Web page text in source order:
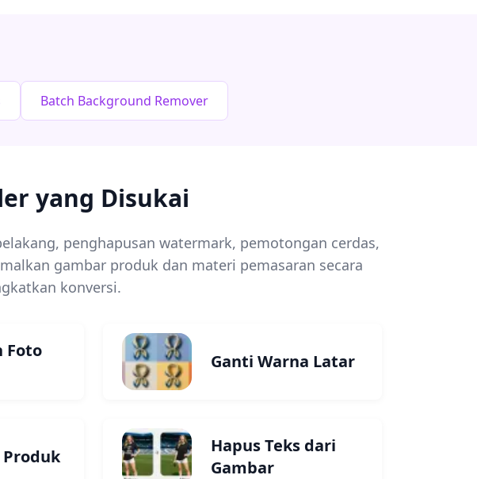
Batch Background Remover
yang Disukai
penghapusan watermark, pemotongan cerdas,
gambar produk dan materi pemasaran secara
konversi.
Foto
Ganti Warna Latar
Produk
Hapus Teks dari
Gambar